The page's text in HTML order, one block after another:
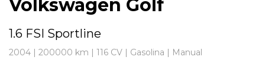
Volkswagen Golf
1.6 FSI Sportline
2004 | 200000 km | 116 CV | Gasolina | Manual